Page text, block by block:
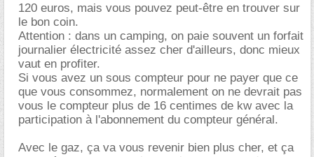
120 euros, mais vous pouvez peut-être en trouver sur
le bon coin.
Attention : dans un camping, on paie souvent un forfait
journalier électricité assez cher d'ailleurs, donc mieux
vaut en profiter.
Si vous avez un sous compteur pour ne payer que ce
que vous consommez, normalement on ne devrait pas
vous le compteur plus de 16 centimes de kw avec la
participation à l'abonnement du compteur général.
Avec le gaz, ça va vous revenir bien plus cher, et ça